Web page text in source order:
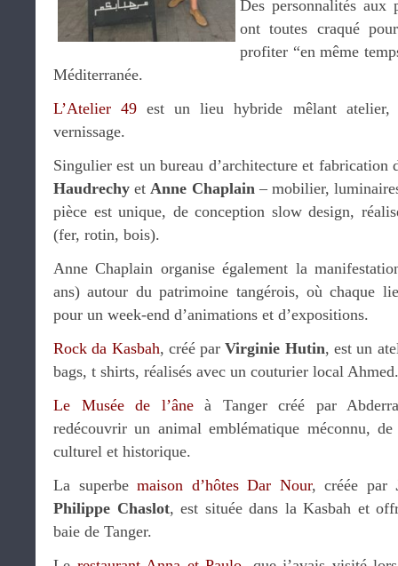
Des personnalités aux
ont toutes craqué
profiter “en même
Méditerranée.
L’Atelier 49 est un lieu hybride mêlant atelier,
vernissage.
Singulier est un bureau d’architecture et fabrication
Haudrechy etAnne Chaplain– mobilier,
pièce est unique, de conception slow design,
(fer, rotin, bois).
Anne Chaplain organise également la
ans) autour du patrimoine tangérois, où chaque
pour un week-end d’animations et d’expositions.
Rock da Kasbah, créé parVirginie Hutin, est un
bags, t shirts, réalisés avec un couturier local Ahmed.
Le Musée de l’âneà Tanger créé par
redécouvrir un animal emblématique méconnu,
culturel et historique.
La superbemaison d’hôtes Dar Nour, créée par
Philippe Chaslot, est située dans la Kasbah et
baie de Tanger.